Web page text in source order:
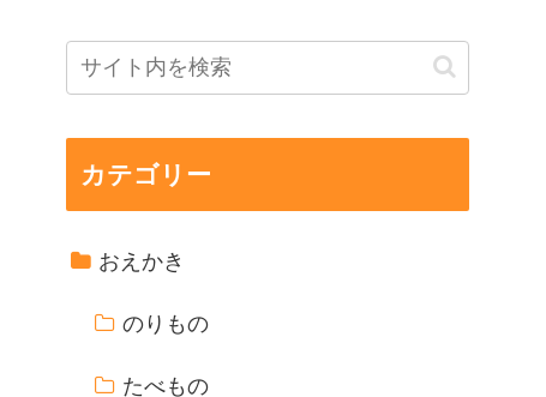
カテゴリー
おえかき
のりもの
たべもの